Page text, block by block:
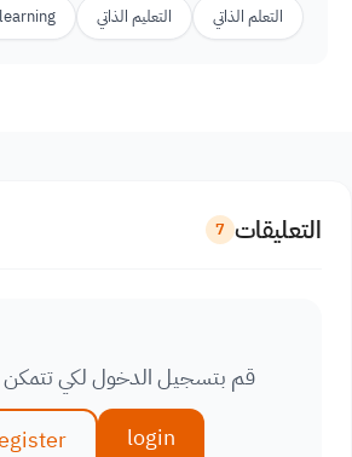
التعلم الذاتي التعليم الذاتي
التعليقات 7
قم بتسجيل الدخول لكي تتمكن
login